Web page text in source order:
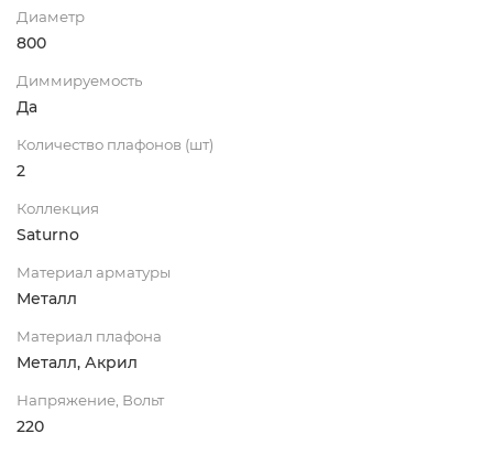
Диаметр
800
Диммируемость
Да
Количество плафонов (шт)
2
Коллекция
Saturno
Материал арматуры
Металл
Материал плафона
Металл, Акрил
Напряжение, Вольт
220